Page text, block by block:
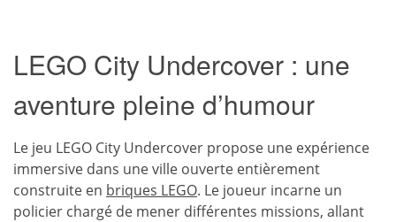
LEGO City Undercover : une
aventure pleine d’humour
Le jeu LEGO City Undercover propose une expérience
immersive dans une ville ouverte entièrement
construite en briques LEGO. Le joueur incarne un
policier chargé de mener différentes missions, allant